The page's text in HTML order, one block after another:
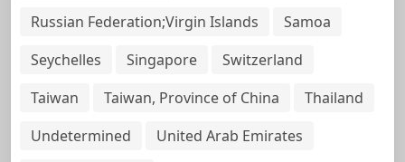
Russian Federation;Virgin Islands
Samoa
Seychelles
Singapore
Switzerland
Taiwan
Taiwan, Province of China
Thailand
Undetermined
United Arab Emirates